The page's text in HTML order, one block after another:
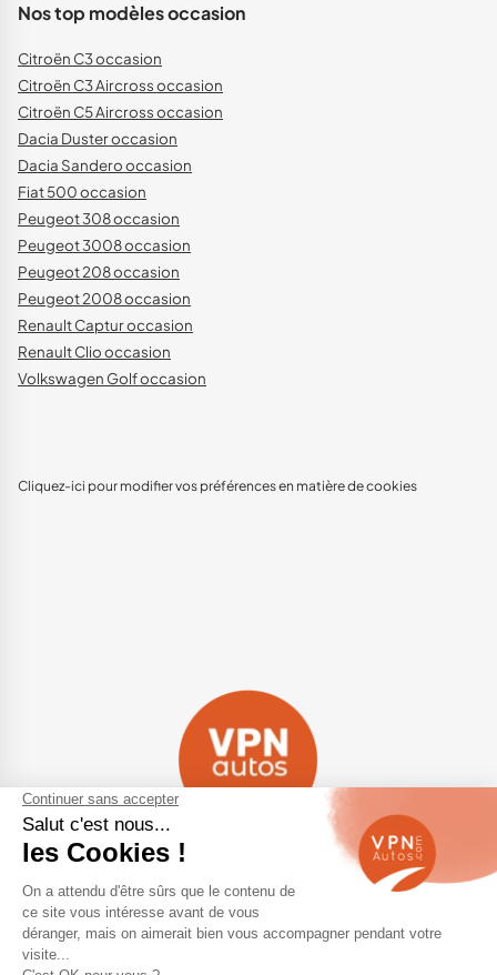
Nos top modèles occasion
Citroën C3 occasion
Citroën C3 Aircross occasion
Citroën C5 Aircross occasion
Dacia Duster occasion
Dacia Sandero occasion
Fiat 500 occasion
Peugeot 308 occasion
Peugeot 3008 occasion
Peugeot 208 occasion
Peugeot 2008 occasion
Renault Captur occasion
Renault Clio occasion
Volkswagen Golf occasion
Cliquez-ici pour modifier vos préférences en matière de cookies
Navigation
Qui sommes-nous ?
Contactez-nous
VPN Autos Pro - Notre site de
voitures d'occasion pour
Plan du site